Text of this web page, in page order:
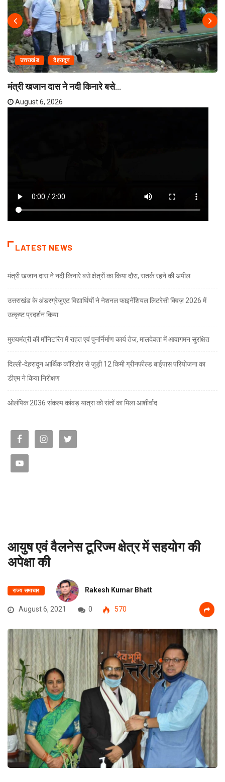
उत्तराखंड देहरादून
मंत्री खजान दास ने नदी किनारे बसे...
August 6, 2026
LATEST NEWS
मंत्री खजान दास ने नदी किनारे बसे क्षेत्रों का किया दौरा, सतर्क रहने की अपील
उत्तराखंड के अंडरग्रेजुएट विद्यार्थियों ने नेशनल फाइनेंशियल लिटरेसी क्विज़ 2026 में
उत्कृष्ट प्रदर्शन किया
मुख्यमंत्री की मॉनिटरिंग में राहत एवं पुनर्निर्माण कार्य तेज, मालदेवता में आवागमन सुरक्षित
दिल्ली-देहरादून आर्थिक कॉरिडोर से जुड़ी 12 किमी ग्रीनफील्ड बाईपास परियोजना का
डीएम ने किया निरीक्षण
ओलंपिक 2036 संकल्प कांवड़ यात्रा को संतों का मिला आशीर्वाद
आयुष एवं वैलनेस टूरिज्म क्षेत्र में सहयोग की
अपेक्षा की
राज्य समाचार Rakesh Kumar Bhatt
August 6, 2021 0 570